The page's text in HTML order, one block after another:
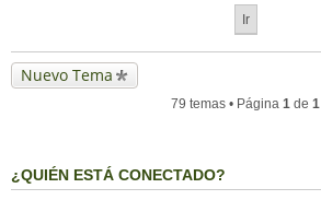
Nuevo Tema
79 temas • Página 1 de 1
¿QUIÉN ESTÁ CONECTADO?